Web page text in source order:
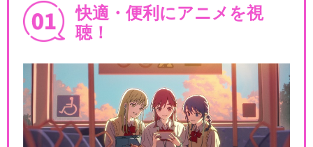
快適・便利にアニメを視
聴！